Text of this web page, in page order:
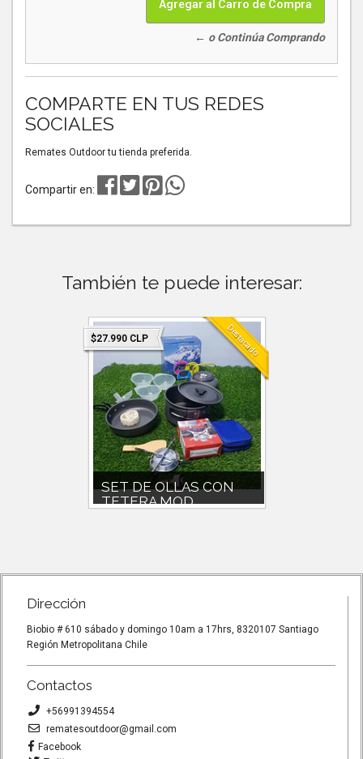
← o Continúa Comprando
COMPARTE EN TUS REDES
SOCIALES
Remates Outdoor tu tienda preferida.
Compartir en:
También te puede interesar:
$27.990 CLP Destacado
SET DE OLLAS CON
TETERA MOD...
Dirección
Biobio # 610 sábado y domingo 10am a 17hrs, 8320107 Santiago
Región Metropolitana Chile
Contactos
+56991394554
rematesoutdoor@gmail.com
Facebook